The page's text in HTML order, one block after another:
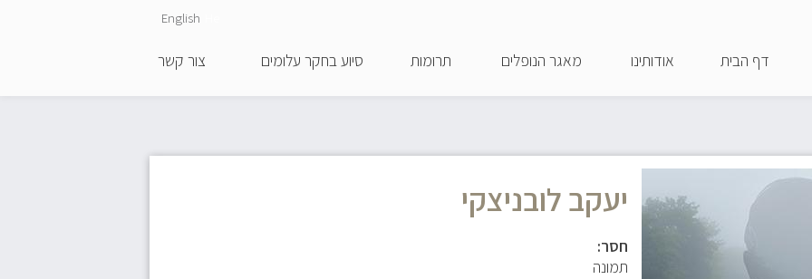
העיקרי
דף הבית אודותינו מאגר הנופלים תרומות סיוע בחקר עלומים צור קשר
English
יעקב לובניצקי
חסר:
תמונה